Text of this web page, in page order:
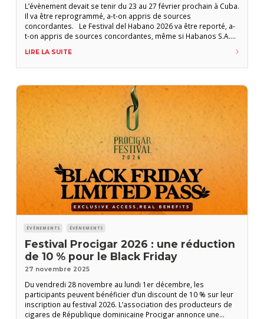
L’évènement devait se tenir du 23 au 27 février prochain à Cuba.
Il va être reprogrammé, a-t-on appris de sources
concordantes. Le Festival del Habano 2026 va être reporté, a-
t-on appris de sources concordantes, même si Habanos S.A.
se tenir du 23 au 27 février à Cuba. Mais l’île connaît une crise
LIRE LA SUITE
ÉVÉNEMENTS ÉVÉNEMENTS
Festival Procigar 2026 : une réduction
de 10 % pour le Black Friday
27 novembre 2025
Du vendredi 28 novembre au lundi 1er décembre, les
participants peuvent bénéficier d’un discount de 10 % sur leur
inscription au festival 2026. L’association des producteurs de
cigares de République dominicaine Procigar annonce une